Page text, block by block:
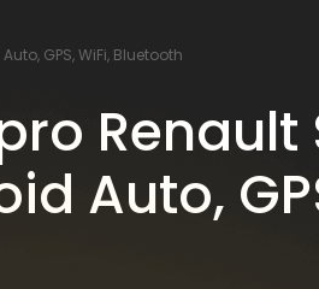
GPS, WiFi, Bluetooth
Renault
Auto,